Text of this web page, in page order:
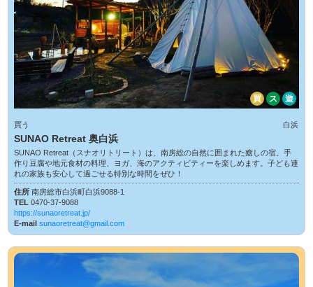
買 ス 遊
買う 白浜
SUNAO Retreat 奥白浜
SUNAO Retreat（スナオリトリート）は、南房総の自然に囲まれた癒しの宿。手
作り豆腐や地元食材の料理、ヨガ、海のアクティビティーを楽しめます。子ども連
れの家族も安心して過ごせる特別な時間をぜひ！
住所南房総市白浜町白浜9088-1
TEL0470-37-9088
https://sunaoretreat.jp/
E-mailsunaoretreat@gmail.com